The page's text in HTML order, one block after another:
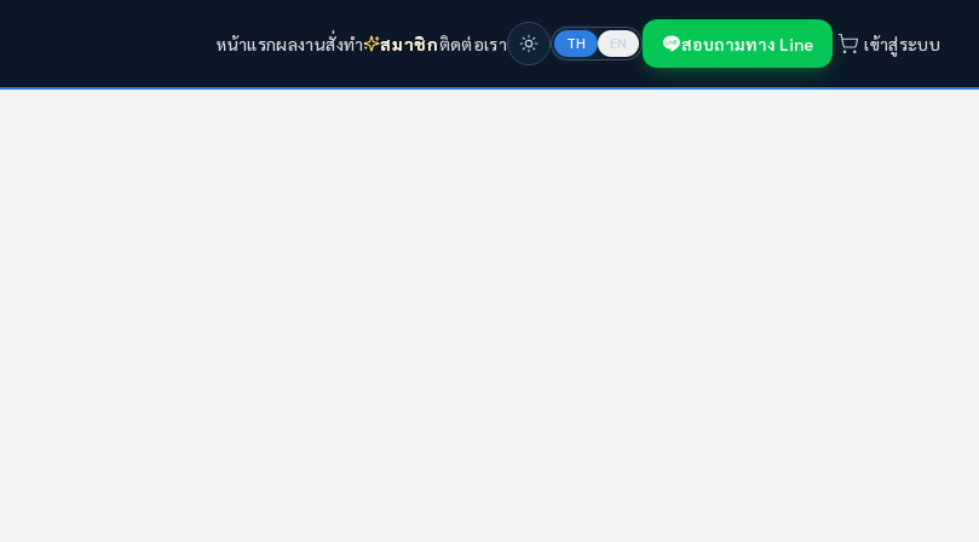
หน้าแรกผลงานสั่งทำ สมาชิกติดต่อเรา TH EN สอบถามทาง Line เข้าสู่ระบบ